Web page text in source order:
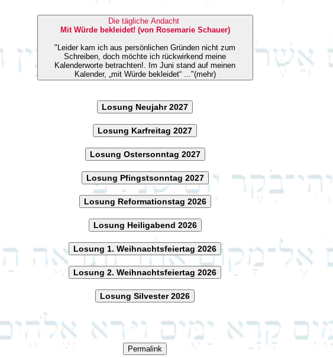
Die tägliche Andacht
Mit Würde bekleidet! (von Rosemarie Schauer)
"Leider kam ich aus persönlichen Gründen nicht zum
Schreiben, doch möchte ich rückwirkend meine
Kalenderworte betrachten!. Im Juni stand auf meinen
Kalender, „mit Würde bekleidet“ ..."(mehr)
Losung Neujahr 2027
Losung Karfreitag 2027
Losung Ostersonntag 2027
Losung Pfingstsonntag 2027
Losung Reformationstag 2026
Losung Heiligabend 2026
Losung 1. Weihnachtsfeiertag 2026
Losung 2. Weihnachtsfeiertag 2026
Losung Silvester 2026
Permalink